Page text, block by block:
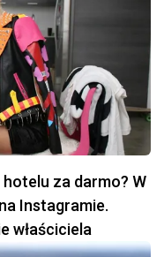
za darmo? W
Instagramie.
właściciela